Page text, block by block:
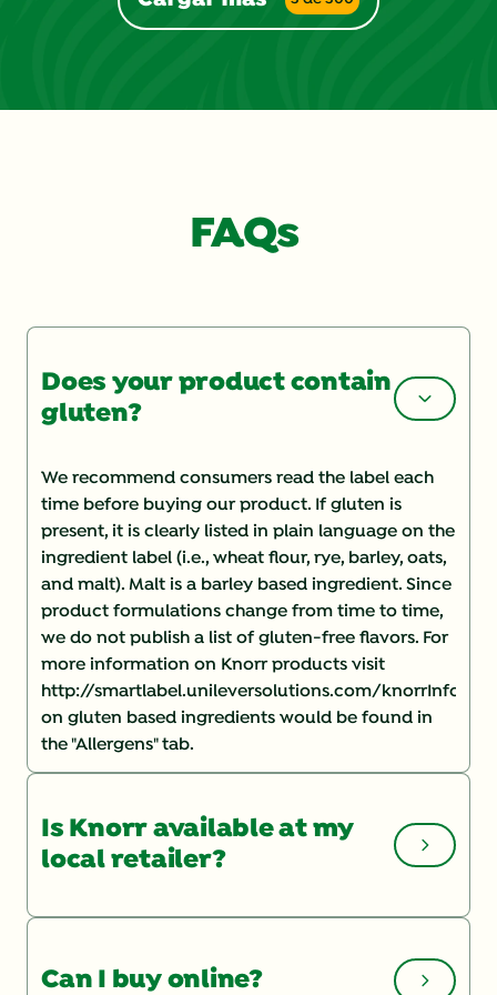
FAQs
Does your product contain
gluten?
We recommend consumers read the label each
time before buying our product. If gluten is
present, it is clearly listed in plain language on the
ingredient label (i.e., wheat flour, rye, barley, oats,
and malt). Malt is a barley based ingredient. Since
product formulations change from time to time,
we do not publish a list of gluten-free flavors. For
more information on Knorr products visit
http://smartlabel.unileversolutions.com/
on gluten based ingredients would be found in
the "Allergens" tab.
Is Knorr available at my
local retailer?
You can check the Store Locator
on our website for a list of local retailers. If you
Can I buy online?